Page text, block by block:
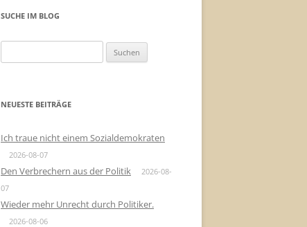
SUCHE IM BLOG
nach:
NEUESTE BEITRÄGE
Ich traue nicht einem Sozialdemokraten
2026-08-07
Den Verbrechern aus der Politik
2026-08-
07
Wieder mehr Unrecht durch Politiker.
2026-08-06